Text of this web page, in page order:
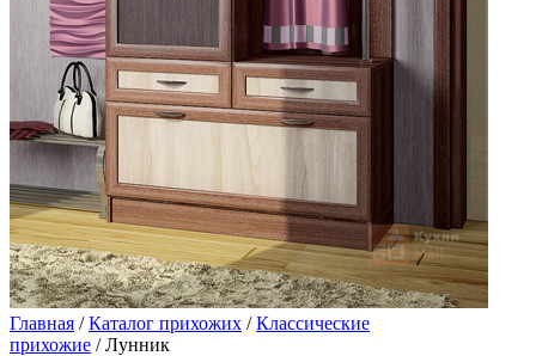
Главная /Каталог прихожих /Классические
прихожие / Лунник